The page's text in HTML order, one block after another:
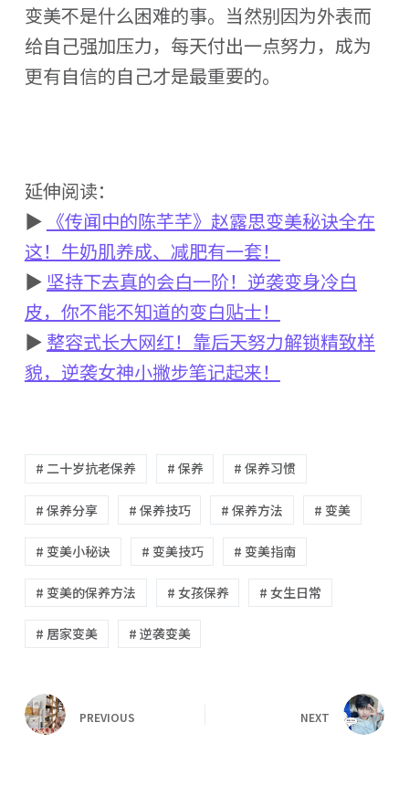
变美不是什么困难的事。当然别因为外表而
给自己强加压力，每天付出一点努力，成为
更有自信的自己才是最重要的。
延伸阅读：
▶ 《传闻中的陈芊芊》赵露思变美秘诀全在
这！牛奶肌养成、减肥有一套！
▶ 坚持下去真的会白一阶！逆袭变身冷白
皮，你不能不知道的变白贴士！
▶ 整容式长大网红！靠后天努力解锁精致样
貌，逆袭女神小撇步笔记起来！
# 二十岁抗老保养 # 保养 # 保养习惯
# 保养分享 # 保养技巧 # 保养方法 # 变美
# 变美小秘诀 # 变美技巧 # 变美指南
# 变美的保养方法 # 女孩保养 # 女生日常
# 居家变美 # 逆袭变美
PREVIOUS NEXT